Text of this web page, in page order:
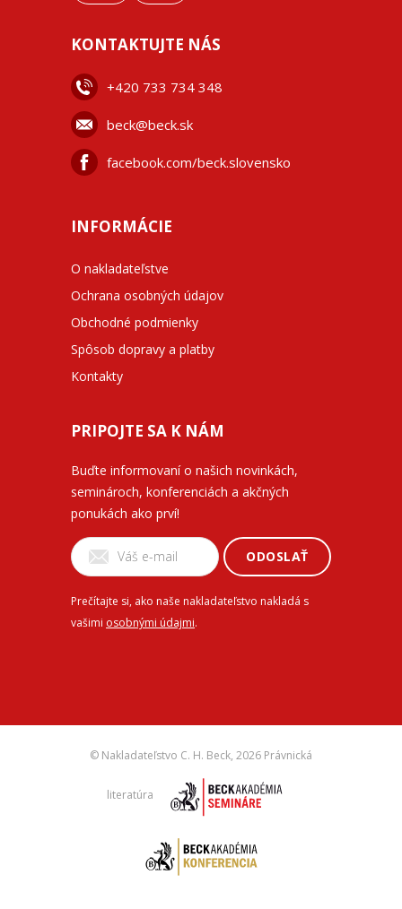
KONTAKTUJTE NÁS
+420 733 734 348
beck@beck.sk
facebook.com/beck.slovensko
INFORMÁCIE
O nakladateľstve
Ochrana osobných údajov
Obchodné podmienky
Spôsob dopravy a platby
Kontakty
PRIPOJTE SA K NÁM
Buďte informovaní o našich novinkách,
seminároch, konferenciách a akčných
ponukách ako prví!
ODOSLAŤ
Prečítajte si, ako naše nakladateľstvo nakladá s
vašimi osobnými údajmi.
© Nakladateľstvo C. H. Beck, 2026 Právnická
literatúra